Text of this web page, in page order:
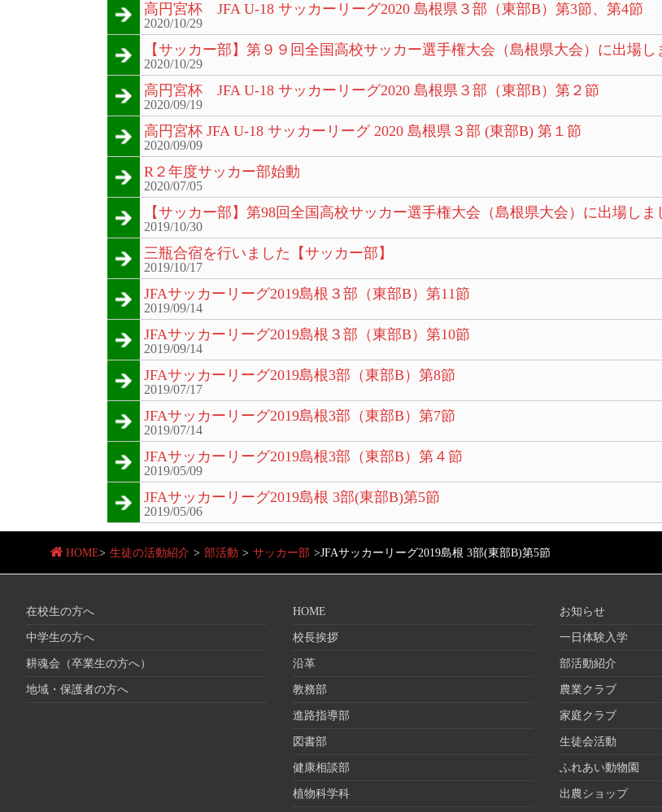
高円宮杯 JFA U-18 サッカーリーグ2020 島根県３部（東部B）第3節、第4節
2020/10/29
【サッカー部】第９９回全国高校サッカー選手権大会（島根県大会）に出場し
2020/10/29
高円宮杯 JFA U-18 サッカーリーグ2020 島根県３部（東部B）第２節
2020/09/19
高円宮杯 JFA U-18 サッカーリーグ 2020 島根県３部 (東部B) 第１節
2020/09/09
R２年度サッカー部始動
2020/07/05
【サッカー部】第98回全国高校サッカー選手権大会（島根県大会）に出場しま
2019/10/30
三瓶合宿を行いました【サッカー部】
2019/10/17
JFAサッカーリーグ2019島根３部（東部B）第11節
2019/09/14
JFAサッカーリーグ2019島根３部（東部B）第10節
2019/09/14
JFAサッカーリーグ2019島根3部（東部B）第8節
2019/07/17
JFAサッカーリーグ2019島根3部（東部B）第7節
2019/07/14
JFAサッカーリーグ2019島根3部（東部B）第４節
2019/05/09
JFAサッカーリーグ2019島根 3部(東部B)第5節
2019/05/06
HOME> 生徒の活動紹介 > 部活動 > サッカー部 >JFAサッカーリーグ2019島根 3部(東部B)第5節
在校生の方へ
中学生の方へ
耕魂会（卒業生の方へ）
地域・保護者の方へ
HOME
校長挨拶
沿革
教務部
進路指導部
図書部
健康相談部
植物科学科
お知らせ
一日体験入学
部活動紹介
農業クラブ
家庭クラブ
生徒会活動
ふれあい動物園
出農ショップ